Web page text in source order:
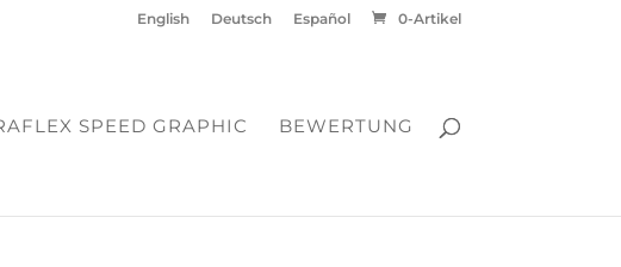
English Deutsch Español 0-Artikel
SPEED GRAPHIC BEWERTUNG